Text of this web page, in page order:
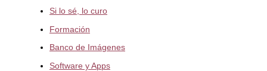
Si lo sé, lo curo
Formación
Banco de Imágenes
Software y Apps